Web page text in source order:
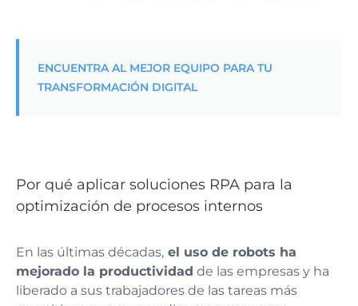
ENCUENTRA AL MEJOR EQUIPO PARA TU
TRANSFORMACIÓN DIGITAL
Por qué aplicar soluciones RPA para la
optimización de procesos internos
En las últimas décadas, el uso de robots ha
mejorado la productividad de las empresas y ha
liberado a sus trabajadores de las tareas más